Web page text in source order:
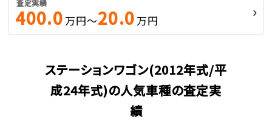
査定実績
400.0 万円～20.0 万円
ステーションワゴン(2012年式/平
成24年式)の人気車種の査定実
績